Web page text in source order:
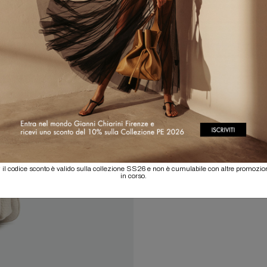
codice sconto è valido sulla collezione SS26 e non è cumulabile con altre
in corso.